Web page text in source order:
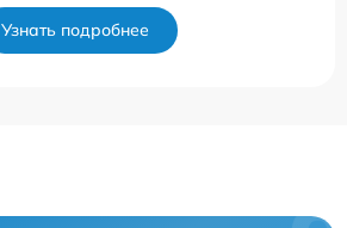
Узнать подробнее